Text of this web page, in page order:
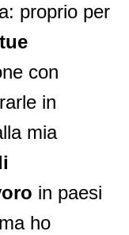
proprio per
con
in
mia
in paesi
ho